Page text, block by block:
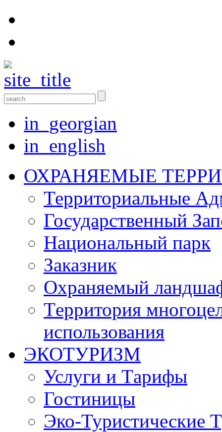
in_georgian
in_english
ОХРАНЯЕМЫЕ
Территориальные
Государственный
Национальный парк
Заказник
Oхраняемый
Tерритория
использования
ЭКОТУРИЗМ
Услуги и Tарифы
Гостиницы
Эко-Туристические